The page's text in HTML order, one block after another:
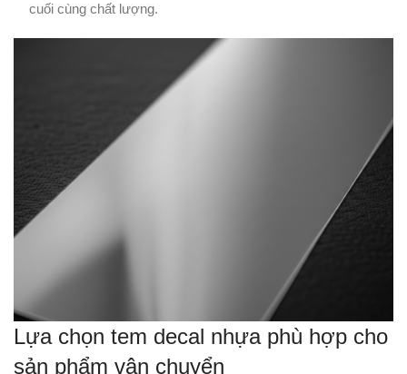
cuối cùng chất lượng.
Lựa chọn tem decal nhựa phù hợp cho
sản phẩm vận chuyển